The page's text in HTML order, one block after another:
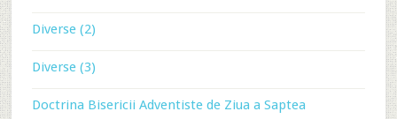
Diverse (2)
Diverse (3)
Doctrina Bisericii Adventiste de Ziua a Saptea